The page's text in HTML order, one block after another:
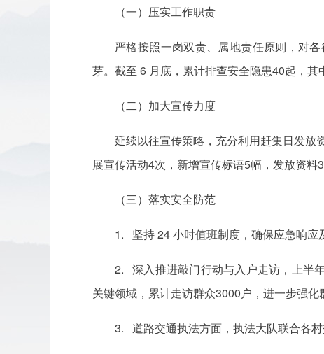
（一）压实工作职责
严格按照一岗双责、属地责任原则，对
芽。截至 6 月底，累计排查安全隐患40起，其
（二）加大宣传力度
延续以往宣传策略，充分利用赶集日发放
展宣传活动4次，新增宣传标语5幅，发放资料
（三）落实安全防范
1. 坚持 24 小时值班制度，确保应急响应
2. 深入推进敲门行动与入户走访，上半
关键领域，累计走访群众3000户，进一步强化
3. 道路交通执法方面，执法大队联合各